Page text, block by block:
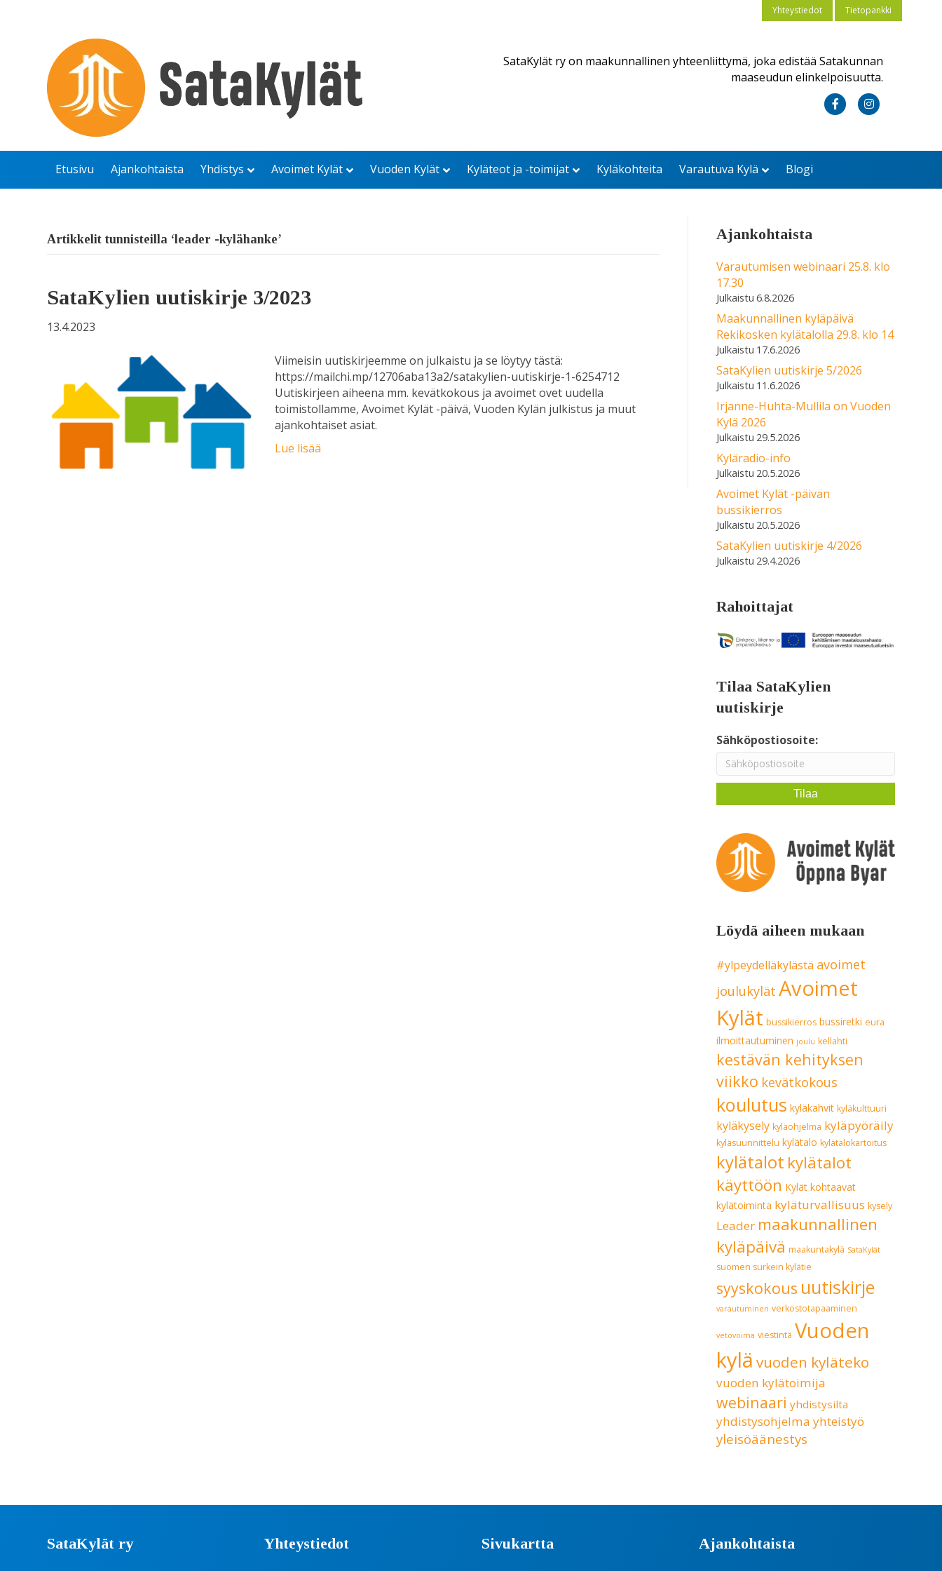
Yhteystiedot Tietopankki
SataKylät ry on maakunnallinen yhteenliittymä, joka edistää Satakunnan
maaseudun elinkelpoisuutta.
c
b
k
s
a
Etusivu Ajankohtaista Yhdistys Avoimet Kylät Vuoden Kylät Kyläteot ja -toimijat Kyläkohteita Varautuva Kylä Blogi
Artikkelit tunnisteilla ‘leader -kylähanke’
SataKylien uutiskirje 3/2023
13.4.2023
Viimeisin uutiskirjeemme on julkaistu ja se löytyy tästä:
https://mailchi.mp/12706aba13a2/satakylien-uutiskirje-1-6254712
Uutiskirjeen aiheena mm. kevätkokous ja avoimet ovet uudella
toimistollamme, Avoimet Kylät -päivä, Vuoden Kylän julkistus ja muut
ajankohtaiset asiat.
Lue lisää
Ajankohtaista
Varautumisen webinaari 25.8. klo
17.30
6.8.2026
Maakunnallinen kyläpäivä
Rekikosken kylätalolla 29.8. klo 14
17.6.2026
SataKylien uutiskirje 5/2026
11.6.2026
Irjanne-Huhta-Mullila on Vuoden
Kylä 2026
29.5.2026
Kyläradio-info
20.5.2026
Avoimet Kylät -päivän
bussikierros
20.5.2026
SataKylien uutiskirje 4/2026
29.4.2026
Rahoittajat
Tilaa SataKylien
uutiskirje
Sähköpostiosoite:
Löydä aiheen mukaan
#ylpeydelläkylästä avoimet
joulukylät Avoimet
Kylät bussikierros bussiretki eura
ilmoittautuminen joulu kellahti
kestävän kehityksen
viikko kevätkokous
koulutus kyläkahvit kyläkulttuuri
kyläkysely kyläohjelma kyläpyöräily
kyläsuunnittelu kylätalo kylätalokartoitus
kylätalot kylätalot
käyttöön Kylät kohtaavat
kylätoiminta kyläturvallisuus kysely
Leader maakunnallinen
kyläpäivä maakuntakylä SataKylät
suomen surkein kylätie
syyskokous uutiskirje
varautuminen verkostotapaaminen
vetovoima viestintä Vuoden
kylä vuoden kyläteko
vuoden kylätoimija
webinaari yhdistysilta
yhdistysohjelma yhteistyö
yleisöäänestys
SataKylät ry Yhteystiedot Sivukartta Ajankohtaista